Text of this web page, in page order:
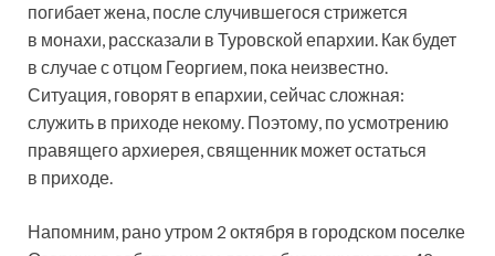
погибает жена, после случившегося стрижется
в монахи, рассказали в Туровской епархии. Как будет
в случае с отцом Георгием, пока неизвестно.
Ситуация, говорят в епархии, сейчас сложная:
служить в приходе некому. Поэтому, по усмотрению
правящего архиерея, священник может остаться
в приходе.
Напомним, рано утром 2 октября в городском поселке